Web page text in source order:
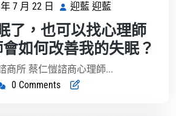
7 月 22 日
2024
年
7
月
22
日
迎藍 迎藍
藍
迎
藍
了，也可以找心理師
如何改善我的失眠？
商所 蔡仁愷諮商心理師...
0 Comments